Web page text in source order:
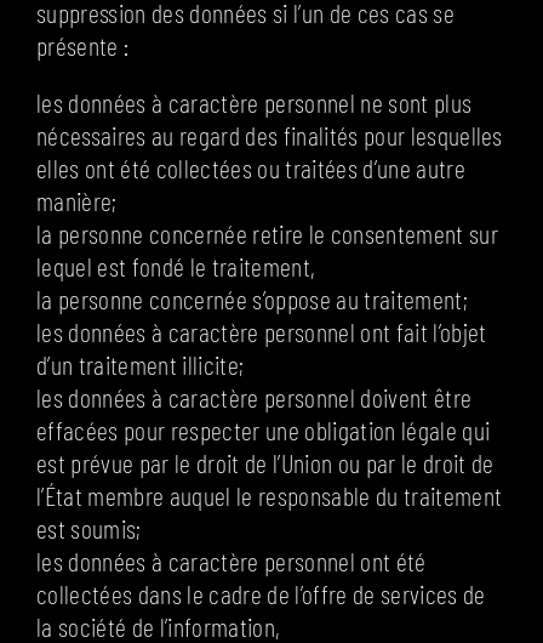
suppression des données si l’un de ces cas se
présente :
les données à caractère personnel ne sont plus
nécessaires au regard des finalités pour lesquelles
elles ont été collectées ou traitées d’une autre
manière;
la personne concernée retire le consentement sur
lequel est fondé le traitement,
la personne concernée s’oppose au traitement;
les données à caractère personnel ont fait l’objet
d’un traitement illicite;
les données à caractère personnel doivent être
effacées pour respecter une obligation légale qui
est prévue par le droit de l’Union ou par le droit de
l’État membre auquel le responsable du traitement
est soumis;
les données à caractère personnel ont été
collectées dans le cadre de l’offre de services de
la société de l’information,